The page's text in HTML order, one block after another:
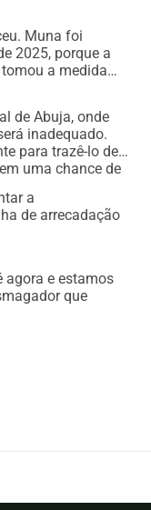
Muna foi
2025, porque a
a medida
de Abuja, onde
inadequado.
para trazê-lo de
uma chance de
a
de arrecadação
agora e estamos
que